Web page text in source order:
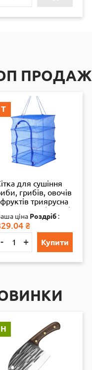
ПРОДАЖ
Т
для сушіння
грибів, овочів
фруктів триярусна
40*40*60 см (13286)
ціна Роздріб :
₴
- + Купити
Н